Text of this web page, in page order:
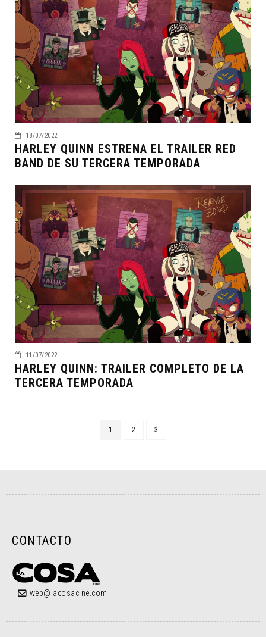
18/07/2022
HARLEY QUINN ESTRENA EL TRAILER RED
BAND DE SU TERCERA TEMPORADA
11/07/2022
HARLEY QUINN: TRAILER COMPLETO DE LA
TERCERA TEMPORADA
1 2 3
CONTACTO
web@lacosacine.com